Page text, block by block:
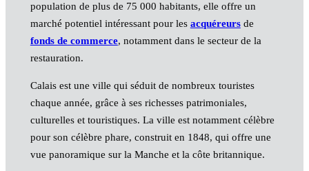
population de plus de 75 000 habitants, elle offre un
marché potentiel intéressant pour les acquéreursde
fonds de commerce, notamment dans le secteur de la
restauration.
Calais est une ville qui séduit de nombreux touristes
chaque année, grâce à ses richesses patrimoniales,
culturelles et touristiques. La ville est notamment célèbre
pour son célèbre phare, construit en 1848, qui offre une
vue panoramique sur la Manche et la côte britannique.